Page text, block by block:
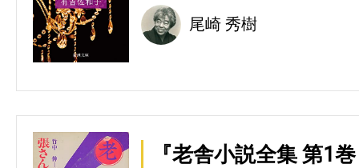
尾崎 秀樹
『老舎小説全集 第1